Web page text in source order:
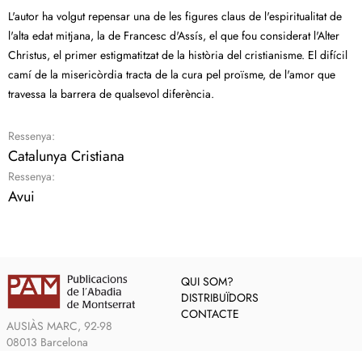
L'autor ha volgut repensar una de les figures claus de l'espiritualitat de
l'alta edat mitjana, la de Francesc d'Assís, el que fou considerat l'Alter
Christus, el primer estigmatitzat de la història del cristianisme. El difícil
camí de la misericòrdia tracta de la cura pel proïsme, de l'amor que
travessa la barrera de qualsevol diferència.
Ressenya:
Catalunya Cristiana
Ressenya:
Avui
AUSIÀS MARC, 92-98
08013 Barcelona
QUI SOM?
DISTRIBUÏDORS
CONTACTE